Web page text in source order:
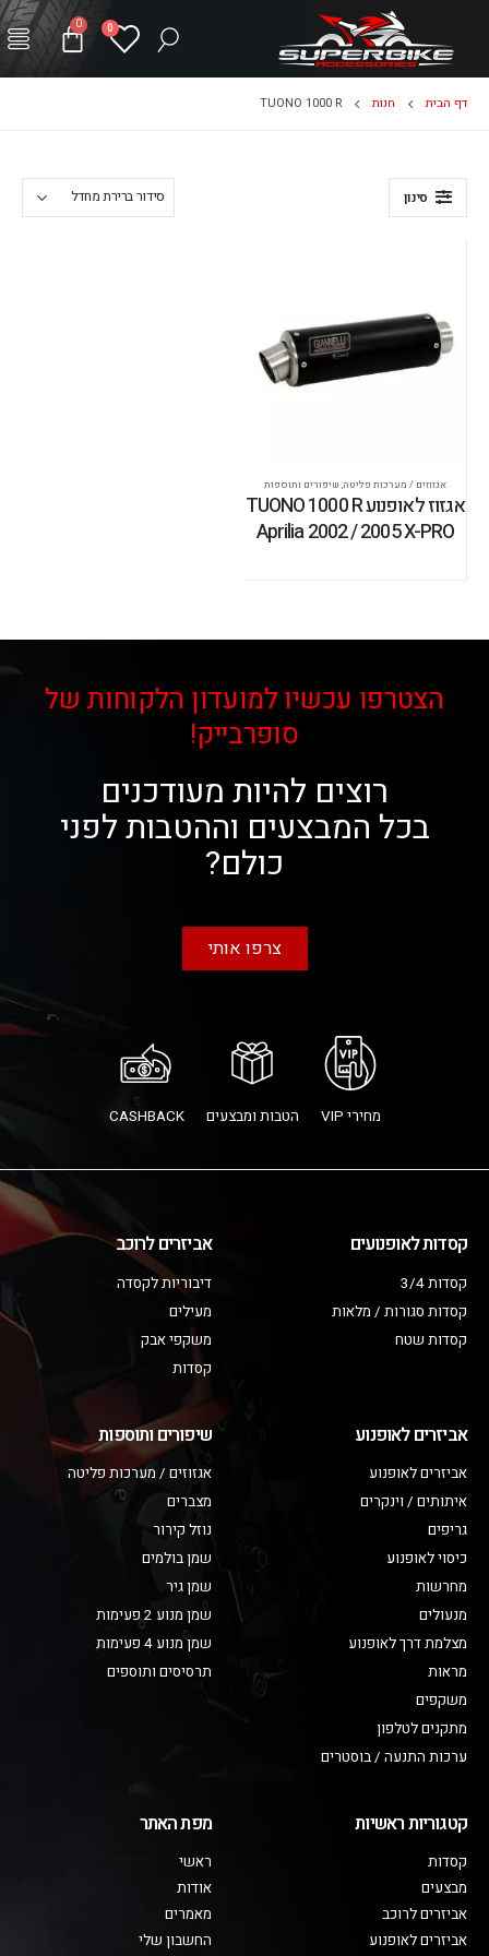
0
0
דף הבית חנות TUONO 1000 R
סינון
אגזוזים / מערכות פליטה, שיפורים ותוספות
אגזוז לאופנוע TUONO 1000 R
Aprilia 2002 / 2005 X-PRO
הצטרפו עכשיו למועדון הלקוחות של
סופרבייק!
רוצים להיות מעודכנים
בכל המבצעים וההטבות לפני
כולם?
צרפו אותי
מחירי VIP הטבות ומבצעים CASHBACK
קסדות לאופנועים
קסדות 3/4
קסדות סגורות / מלאות
קסדות שטח
אביזרים לרוכב
דיבוריות לקסדה
מעילים
משקפי אבק
קסדות
אביזרים לאופנוע
אביזרים לאופנוע
איתותים / וינקרים
גריפים
כיסוי לאופנוע
מחרשות
מנעולים
מצלמת דרך לאופנוע
מראות
משקפים
מתקנים לטלפון
ערכות התנעה / בוסטרים
שיפורים ותוספות
אגזוזים / מערכות פליטה
מצברים
נוזל קירור
שמן בולמים
שמן גיר
שמן מנוע 2 פעימות
שמן מנוע 4 פעימות
תרסיסים ותוספים
קטגוריות ראשיות
קסדות
מבצעים
אביזרים לרוכב
אביזרים לאופנוע
מפת האתר
ראשי
אודות
מאמרים
החשבון שלי